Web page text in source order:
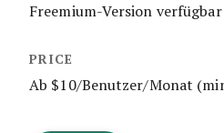
Freemium-Version verfügbar
Ab $10/Benutzer/Monat